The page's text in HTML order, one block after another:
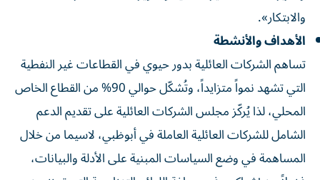
والابتكار».
الأهداف والأنشطة
تساهم الشركات العائلية بدور حيوي في القطاعات غير النفطية
التي تشهد نمواً متزايداً، وتُشكّل حوالي 90% من القطاع الخاص
المحلي، لذا يُركّز مجلس الشركات العائلية على تقديم الدعم
الشامل للشركات العائلية العاملة في أبوظبي، لاسيما من خلال
المساهمة في وضع السياسات المبنية على الأدلة والبيانات،